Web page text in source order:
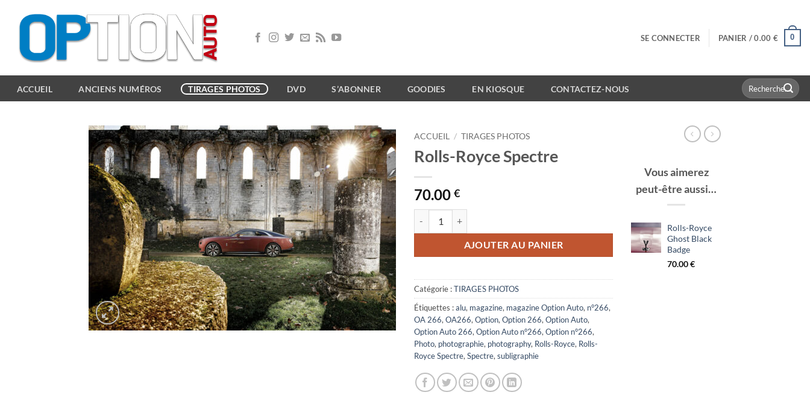
SE CONNECTER PANIER /0.00 € 0
ACCUEIL ANCIENS NUMÉROS TIRAGES PHOTOS DVD S’ABONNER GOODIES EN KIOSQUE CONTACTEZ-NOUS
Recherche
pour :
ACCUEIL / TIRAGES PHOTOS
Rolls-Royce Spectre
70.00 €
AJOUTER AU PANIER
Catégorie :TIRAGES PHOTOS
Étiquettes :alu, magazine, magazine Option Auto, n°266,
OA 266, OA266, Option, Option 266, Option Auto,
Option Auto 266, Option Auto n°266, Option n°266,
Photo, photographie, photography, Rolls-Royce, Rolls-
Royce Spectre, Spectre, subligraphie
Vous aimerez
peut-être aussi…
Rolls-Royce
Ghost Black
Badge
70.00€